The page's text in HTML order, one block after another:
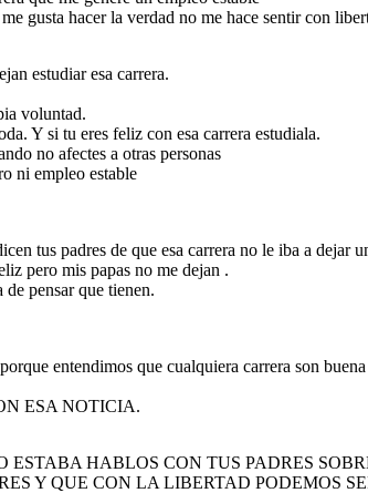
gusta hacer la verdad no me hace sentir con
estudiar esa carrera.
voluntad.
Y si tu eres feliz con esa carrera estudiala.
no afectes a otras personas
ni empleo estable
tus padres de que esa carrera no le iba a dejar
pero mis papas no me dejan .
pensar que tienen.
entendimos que cualquiera carrera son
ESA NOTICIA.
ESTABA HABLOS CON TUS PADRES
Y QUE CON LA LIBERTAD PODEMOS